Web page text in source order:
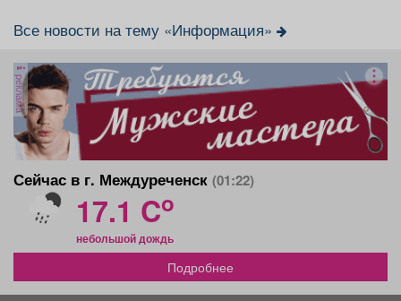
Все новости на тему «Информация»
реклама
Сейчас в г. Междуреченск (01:22)
17.1 Co
небольшой дождь
Подробнее